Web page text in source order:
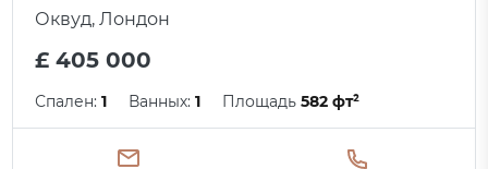
Оквуд, Лондон
£ 405 000
Спален:1 Ванных:1 Площадь582 фт²